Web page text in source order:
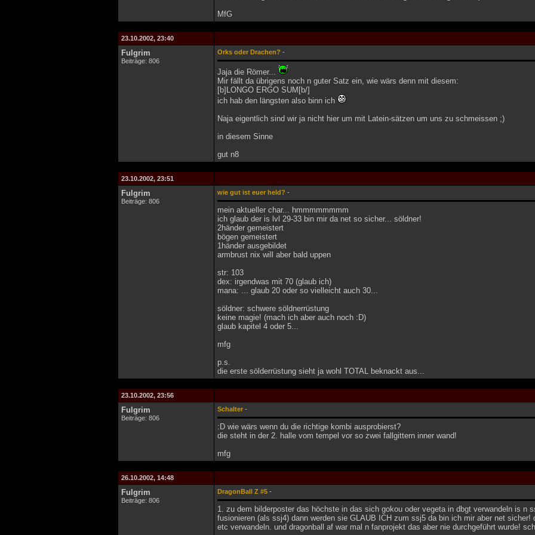
MfG
23.10.2002, 23:40
Fulgrim
Beiträge: 806
Orks oder Drachen? -
Jaja die Römer...
Mir fällt da übrigens noch n guter Satz ein, wie wärs denn mit diesem:
[b]LONGO ERGO SUM[b/]
ich hab den längsten also binn ich
Naja eigentlich sind wir ja nicht hier um mit Latein-sätzen um uns zu schmeissen ;)
in diesem Sinne
gut n8
23.10.2002, 23:51
Fulgrim
Beiträge: 806
wie gut ist euer held? -
mein aktueller char... hmmmmmmmm
ich glaub der is lvl 29-33 bin mir da net so sicher... söldner!
2händer gemeistert
bögen gemeistert
1händer ausgebildet
armbrust nix will aber bald uppen
str: 103
dex: irgendwas mit 70 (glaub ich)
mana: ... glaub 20 oder so vielleicht auch 30...
söldner: schwere söldnerrüstung
keine magie! (mach ich aber auch noch :D)
glaub kapitel 4 oder 5...
mfg
p.s.
die erste sölderrüstung sieht ja wohl TOTAL beknackt aus...
23.10.2002, 23:56
Fulgrim
Beiträge: 806
Schalter -
:D wie wärs wenn du die richtige kombi ausprobierst?
die steht in der 2. halle vom tempel vor so zwei fallgittern inner wand!
mfg
26.10.2002, 14:48
Fulgrim
Beiträge: 806
DragonBall Z #5 -
1. zu dem bilderposter das höchste in das sich gokou oder vegeta in dbgt verwandeln is n
fusionieren (als ssj4) dann werden sie GLAUB ICH zum ssj5 da bin ich mir aber net
etc verwandeln. und dragonball af war mal n fanprojekt das aber nie durchgeführt wurde!